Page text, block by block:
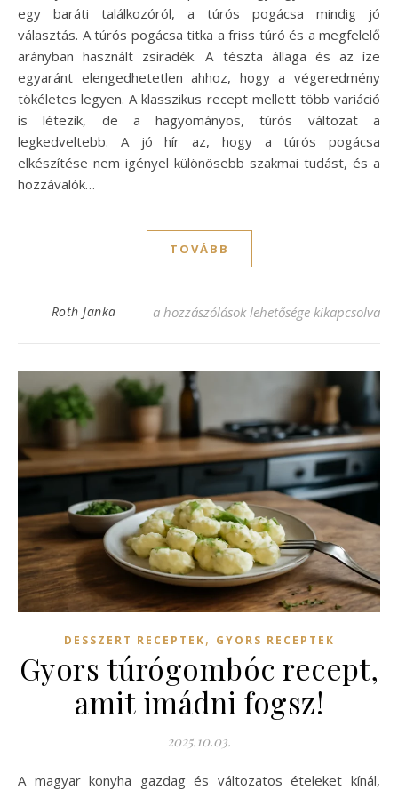
egy baráti találkozóról, a túrós pogácsa mindig jó
választás. A túrós pogácsa titka a friss túró és a megfelelő
arányban használt zsiradék. A tészta állaga és az íze
egyaránt elengedhetetlen ahhoz, hogy a végeredmény
tökéletes legyen. A klasszikus recept mellett több variáció
is létezik, de a hagyományos, túrós változat a
legkedveltebb. A jó hír az, hogy a túrós pogácsa
elkészítése nem igényel különösebb szakmai tudást, és a
hozzávalók…
TOVÁBB
Roth Janka Túrós pogácsa recept – egyszerű és
a hozzászólások lehetősége kikapcsolva
DESSZERT RECEPTEK, GYORS RECEPTEK
Gyors túrógombóc recept,
amit imádni fogsz!
2025.10.03.
A magyar konyha gazdag és változatos ételeket kínál,